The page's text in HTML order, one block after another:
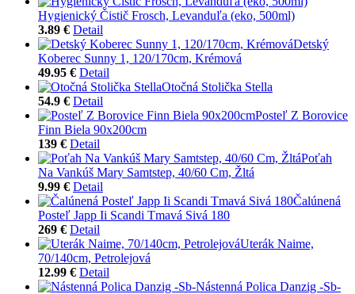
Hygienický Čistič Frosch, Levanduľa (eko, 500ml)
3.89 € Detail
Detský
Koberec Sunny 1, 120/170cm, Krémová
49.95 € Detail
Otočná Stolička Stella
54.9 € Detail
Posteľ Z Borovice
Finn Biela 90x200cm
139 € Detail
Poťah
Na Vankúš Mary Samtstep, 40/60 Cm, Žltá
9.99 € Detail
Čalúnená
Posteľ Japp Ii Scandi Tmavá Sivá 180
269 € Detail
Uterák Naime,
70/140cm, Petrolejová
12.99 € Detail
Nástenná Polica Danzig -Sb-